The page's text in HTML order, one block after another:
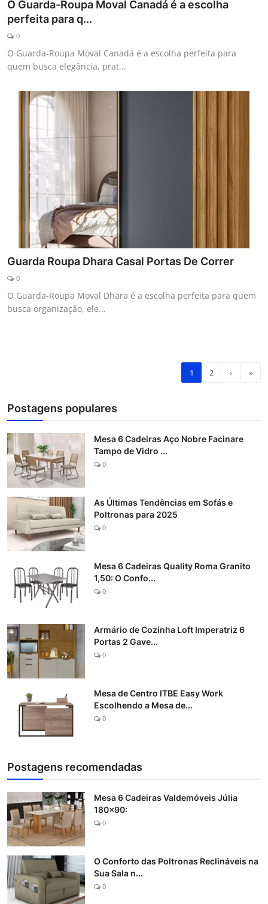
O Guarda-Roupa Moval Canadá é a escolha
perfeita para q...
0
O Guarda-Roupa Moval Canadá é a escolha perfeita para
quem busca elegância, prat...
Guarda Roupa Dhara Casal Portas De Correr
0
O Guarda-Roupa Moval Dhara é a escolha perfeita para quem
busca organização, ele...
1 2 › »
Postagens populares
Mesa 6 Cadeiras Aço Nobre Facinare
Tampo de Vidro ...
0
As Últimas Tendências em Sofás e
Poltronas para 2025
0
Mesa 6 Cadeiras Quality Roma Granito
1,50: O Confo...
0
Armário de Cozinha Loft Imperatriz 6
Portas 2 Gave...
0
Mesa de Centro ITBE Easy Work
Escolhendo a Mesa de...
0
Postagens recomendadas
Mesa 6 Cadeiras Valdemóveis Júlia
180x90:
0
O Conforto das Poltronas Reclináveis na
Sua Sala n...
0